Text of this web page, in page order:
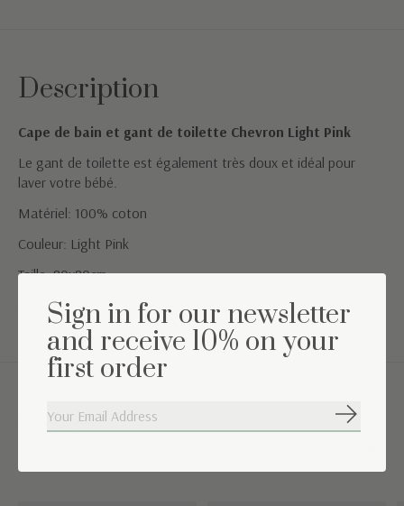
Description
Cape de bain et gant de toilette Chevron Light Pink
Le gant de toilette est également très doux et idéal pour
laver votre bébé.
Matériel: 100% coton
Couleur: Light Pink
Taille: 80x80cm
Instructions de lavage: lavage en machine 40°
Complétez l'ensemble
Carousel items
Sign in for our newsletter
and receive 10% on your
first order
S'abonner